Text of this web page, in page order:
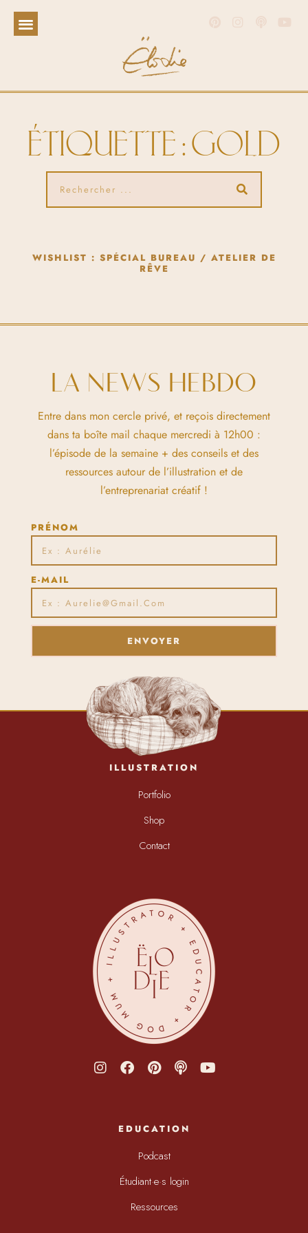
ÉTIQUETTE : GOLD
WISHLIST : SPÉCIAL BUREAU / ATELIER DE
RÊVE
LA NEWS HEBDO
Entre dans mon cercle privé, et reçois directement
dans ta boîte mail chaque mercredi à 12h00 :
l’épisode de la semaine + des conseils et des
ressources autour de l’illustration et de
l’entreprenariat créatif !
PRÉNOM
E-MAIL
ENVOYER
ILLUSTRATION
Portfolio
Shop
Contact
EDUCATION
Podcast
Étudiant·e·s login
Ressources